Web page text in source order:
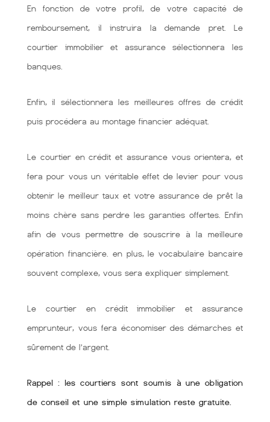
En fonction de votre profil, de votre capacité de
remboursement, il instruira la demande pret. Le
courtier immobilier et assurance sélectionnera les
banques.
Enfin, il sélectionnera les meilleures offres de crédit
puis procédera au montage financier adéquat.
Le courtier en crédit et assurance vous orientera, et
fera pour vous un véritable effet de levier pour vous
obtenir le meilleur taux et votre assurance de prêt la
moins chère sans perdre les garanties offertes. Enfin
afin de vous permettre de souscrire à la meilleure
opération financière. en plus, le vocabulaire bancaire
souvent complexe, vous sera expliquer simplement.
Le courtier en crédit immobilier et assurance
emprunteur, vous fera économiser des démarches et
sûrement de l’argent.
Rappel : les courtiers sont soumis à une obligation
de conseil et une simple simulation reste gratuite.